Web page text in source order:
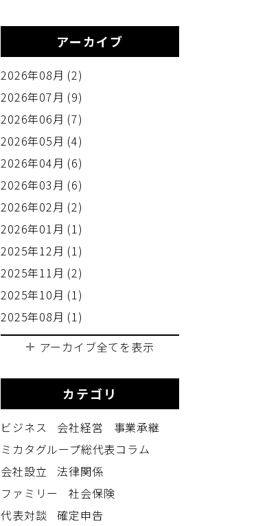
アーカイブ
2026年08月 (2)
2026年07月 (9)
2026年06月 (7)
2026年05月 (4)
2026年04月 (6)
2026年03月 (6)
2026年02月 (2)
2026年01月 (1)
2025年12月 (1)
2025年11月 (2)
2025年10月 (1)
2025年08月 (1)
アーカイブ全てを表示
カテゴリ
ビジネス 会社経営
事業承継
ミカタグループ総代表コラム
会社設立
法律関係
ファミリー
社会保険
代表対談
確定申告